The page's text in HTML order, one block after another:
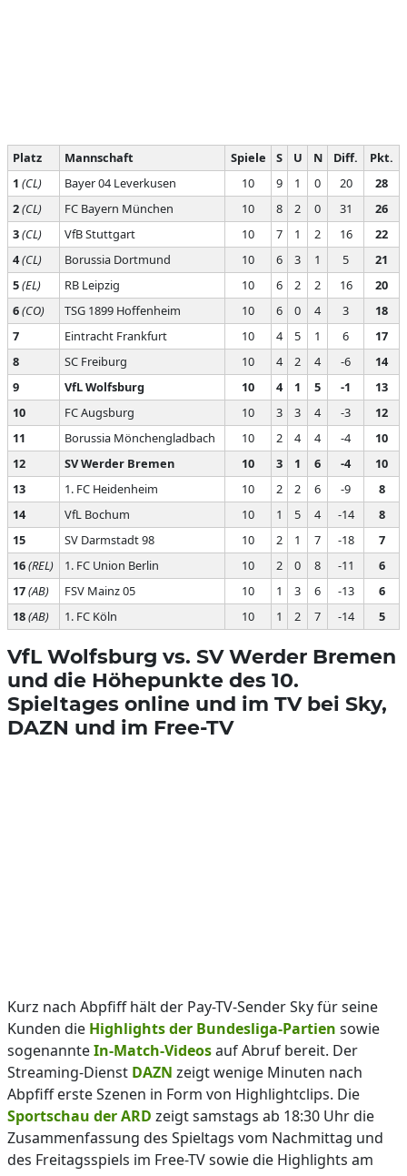
Platz Mannschaft Spiele S U N Diff.
Pkt.
1 (CL) Bayer 04 Leverkusen 10 9 1 0 20
28
2(CL) FC Bayern München 10 8 2 0 31
26
3(CL) VfB Stuttgart 10 7 1 2 16
22
4(CL) Borussia Dortmund 10 6 3 1 5
21
5(EL) RB Leipzig 10 6 2 2 16
20
6(CO) TSG 1899 Hoffenheim 10 6 0 4 3
18
7
Eintracht Frankfurt 10 4 5 1 6
17
8
SC Freiburg 10 4 2 4 -6
14
9
VfL Wolfsburg 10 4 1 5 -1
13
10
FC Augsburg 10 3 3 4 -3
12
11
Borussia Mönchengladbach 10 2 4 4 -4
10
12
SV Werder Bremen 10 3 1 6 -4
10
13
1. FC Heidenheim 10 2 2 6 -9
8
14
VfL Bochum 10 1 5 4 -14
8
15
SV Darmstadt 98 10 2 1 7 -18
7
16(REL) 1. FC Union Berlin 10 2 0 8 -11
6
17(AB) FSV Mainz 05 10 1 3 6 -13
6
18(AB) 1. FC Köln 10 1 2 7 -14 5
VfL Wolfsburg vs. SV Werder Bremen
und die Höhepunkte des 10.
Spieltages online und im TV bei Sky,
DAZN und im Free-TV
Kurz nach Abpfiff hält der Pay-TV-Sender Sky für seine
Kunden die Highlights der Bundesliga-Partien sowie
sogenannteIn-Match-Videosauf Abruf bereit. Der
Streaming-Dienst DAZN zeigt wenige Minuten nach
Abpfiff erste Szenen in Form von Highlightclips. Die
Sportschau der ARD zeigt samstags ab 18:30 Uhr die
Zusammenfassung des Spieltags vom Nachmittag und
des Freitagsspiels im Free-TV sowie die Highlights am